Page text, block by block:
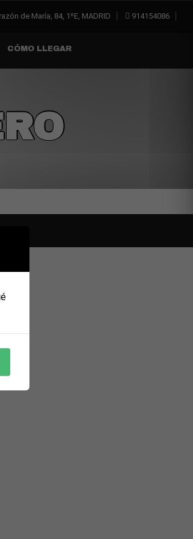
de María, 84, 1ºE, MADRID 914154086
CÓMO LLEGAR